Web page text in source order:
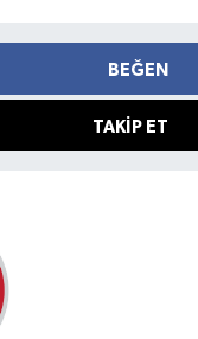
BEĞEN
TAKIP ET